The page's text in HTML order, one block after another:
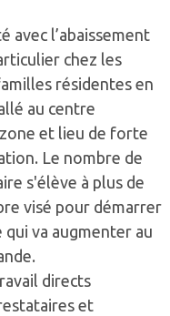
avec l’abaissement
chez les
résidentes en
au centre
et lieu de forte
Le nombre de
s'élève à plus de
visé pour démarrer
va augmenter au
directs
et